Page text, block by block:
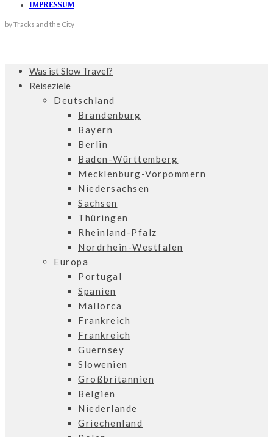
IMPRESSUM
by Tracks and the City
Was ist Slow Travel?
Reiseziele
Deutschland
Brandenburg
Bayern
Berlin
Baden-Württemberg
Mecklenburg-Vorpommern
Niedersachsen
Sachsen
Thüringen
Rheinland-Pfalz
Nordrhein-Westfalen
Europa
Portugal
Spanien
Mallorca
Frankreich
Frankreich
Guernsey
Slowenien
Großbritannien
Belgien
Niederlande
Griechenland